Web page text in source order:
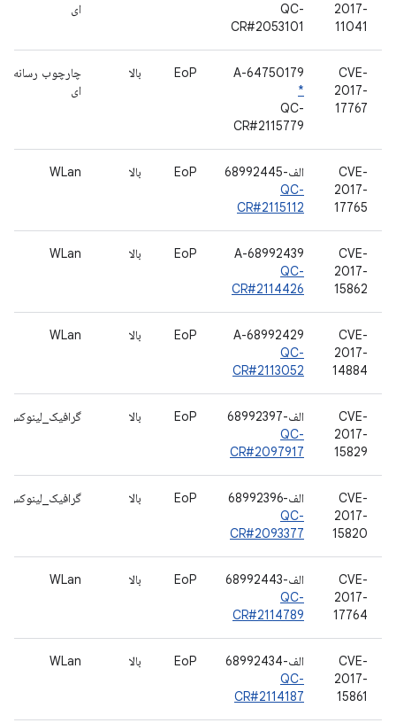
2017-
11041
QC-
CR#2053101
ای
CVE-
2017-
17767
A-64750179
*
QC-
CR#2115779
EoP بالا
چارچوب رسانه
ای
CVE-
2017-
17765
الف-68992445
QC-
CR#2115112
EoP بالا WLan
CVE-
2017-
15862
A-68992439
QC-
CR#2114426
EoP بالا WLan
CVE-
2017-
14884
A-68992429
QC-
CR#2113052
EoP بالا WLan
CVE-
2017-
15829
الف-68992397
QC-
CR#2097917
EoP بالا گرافیک_لینوکس
CVE-
2017-
15820
الف-68992396
QC-
CR#2093377
EoP بالا گرافیک_لینوکس
CVE-
2017-
17764
الف-68992443
QC-
CR#2114789
EoP بالا WLan
CVE-
2017-
15861
الف-68992434
QC-
CR#2114187
EoP بالا WLan